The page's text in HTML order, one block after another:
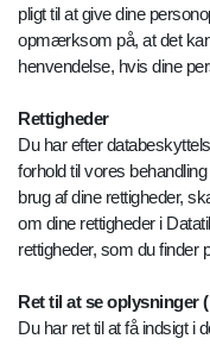
pligt til at give dine
opmærksom på, at det
henvendelse, hvis dine
Rettigheder
Du har efter
forhold til vores
brug af dine rettigheder,
om dine rettigheder i
rettigheder, som du finder
Ret til at se oplysninger
Du har ret til at få indsigt i